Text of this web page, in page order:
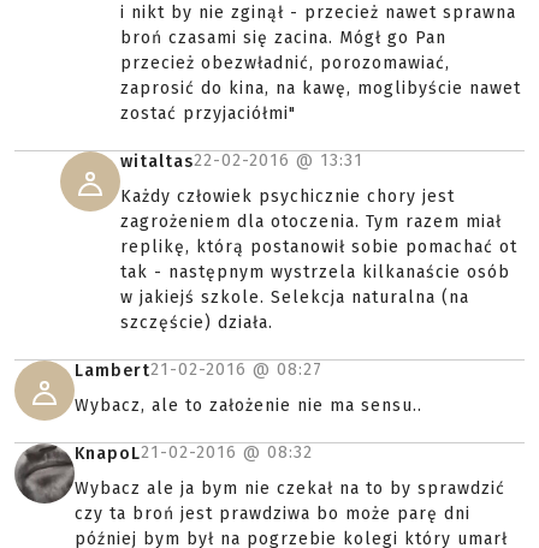
i nikt by nie zginął - przecież nawet sprawna
broń czasami się zacina. Mógł go Pan
przecież obezwładnić, porozomawiać,
zaprosić do kina, na kawę, moglibyście nawet
zostać przyjaciółmi"
witaltas22-02-2016 @ 13:31
Każdy człowiek psychicznie chory jest
zagrożeniem dla otoczenia. Tym razem miał
replikę, którą postanowił sobie pomachać ot
tak - następnym wystrzela kilkanaście osób
w jakiejś szkole. Selekcja naturalna (na
szczęście) działa.
Lambert21-02-2016 @ 08:27
Wybacz, ale to założenie nie ma sensu..
KnapoL21-02-2016 @ 08:32
Wybacz ale ja bym nie czekał na to by sprawdzić
czy ta broń jest prawdziwa bo może parę dni
później bym był na pogrzebie kolegi który umarł